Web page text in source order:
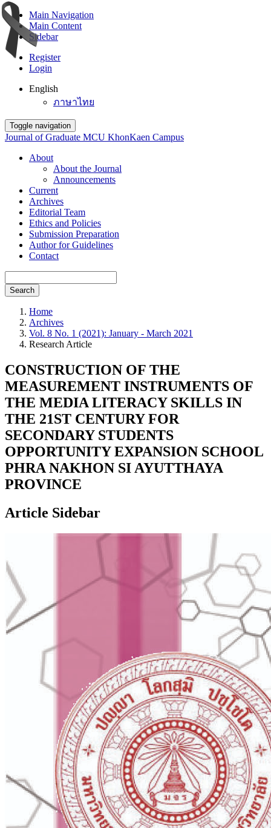
Main Navigation
Main Content
Sidebar
Register
Login
English
ภาษาไทย
Toggle navigation
Journal of Graduate MCU KhonKaen Campus
About
About the Journal
Announcements
Current
Archives
Editorial Team
Ethics and Policies
Submission Preparation
Author for Guidelines
Contact
Search
Home
Archives
Vol. 8 No. 1 (2021): January - March 2021
Research Article
CONSTRUCTION OF THE
MEASUREMENT INSTRUMENTS OF
THE MEDIA LITERACY SKILLS IN
THE 21ST CENTURY FOR
SECONDARY STUDENTS
OPPORTUNITY EXPANSION SCHOOL
PHRA NAKHON SI AYUTTHAYA
PROVINCE
Article Sidebar